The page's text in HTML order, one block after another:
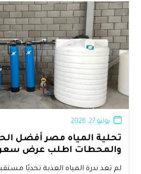
تحلية المياه مصر أفضل
والمحطات اطلب عرض سعر
يوليو 27, 2026
لم تعد ندرة المياه العذبة تحديًا